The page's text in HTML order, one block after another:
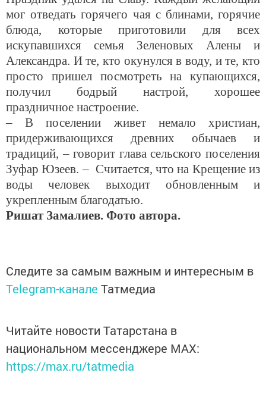
мог отведать горячего чая с блинами, горячие
блюда, которые приготовили для всех
искупавшихся семья Зеленовых Алены и
Александра. И те, кто окунулся в воду, и те, кто
просто пришел посмотреть на купающихся,
получил бодрый настрой, хорошее
праздничное настроение.
– В поселении живет немало христиан,
придерживающихся древних обычаев и
традиций, – говорит глава сельского поселения
Зуфар Юзеев. – Считается, что на Крещение из
воды человек выходит обновленным и
укрепленным благодатью.
Ришат Замалиев. Фото автора.
Следите за самым важным и интересным в
Telegram-канале Татмедиа
Читайте новости Татарстана в
национальном мессенджере MАХ:
https://max.ru/tatmedia